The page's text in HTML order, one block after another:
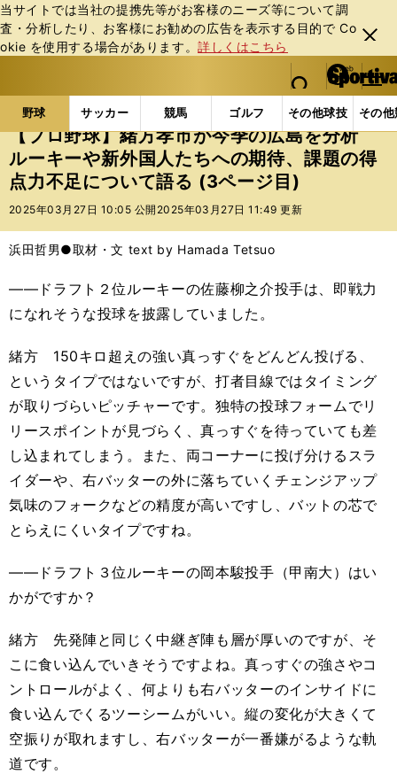
当サイトでは当社の提携先等がお客様のニーズ等について調
査・分析したり、お客様にお勧めの広告を表⽰する⽬的で Co
okie を使⽤する場合があります。詳しくはこちら
閉じ
る
web Sportiva (webスポルティーバ)
検索
マイペ
ー
ジ
メニュ
野球 サッカー 競馬 ゴルフ その他球技 その
b
ス
ポ
ル
テ
ー
バ
野球の記事一覧 プロ野球 【プロ野球】緒方孝市が
【プロ野球】緒方孝市が今季の広島を分析
ルーキーや新外国人たちへの期待、課題の得
点力不足について語る (3ページ目)
2025年03月27日 10:05 公開 2025年03月27日 11:49 更新
浜田哲男●取材・文 text by Hamada Tetsuo
――ドラフト２位ルーキーの佐藤柳之介投手は、即戦力
になれそうな投球を披露していました。
緒方 150キロ超えの強い真っすぐをどんどん投げる、
というタイプではないですが、打者目線ではタイミング
が取りづらいピッチャーです。独特の投球フォームでリ
リースポイントが見づらく、真っすぐを待っていても差
し込まれてしまう。また、両コーナーに投げ分けるスラ
イダーや、右バッターの外に落ちていくチェンジアップ
気味のフォークなどの精度が高いですし、バットの芯で
とらえにくいタイプですね。
――ドラフト３位ルーキーの岡本駿投手（甲南大）はい
かがですか？
緒方 先発陣と同じく中継ぎ陣も層が厚いのですが、そ
こに食い込んでいきそうですよね。真っすぐの強さやコ
ントロールがよく、何よりも右バッターのインサイドに
食い込んでくるツーシームがいい。縦の変化が大きくて
空振りが取れますし、右バッターが一番嫌がるような軌
道です。